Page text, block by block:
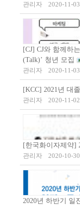
관리자
2020-11-03
[CJ] CJ와 함께하
(Talk)’ 청년 모집
관리자
2020-11-03
[KCC] 2021년 대
관리자
2020-11-02
[한국화이자제약]
관리자
2020-10-30
2020년 하반기 일